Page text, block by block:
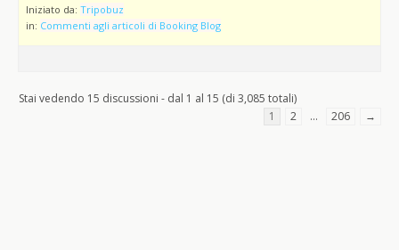
Iniziato da: Tripobuz
in: Commenti agli articoli di Booking Blog
Stai vedendo 15 discussioni - dal 1 al 15 (di 3,085 totali)
1
2 … 206 →